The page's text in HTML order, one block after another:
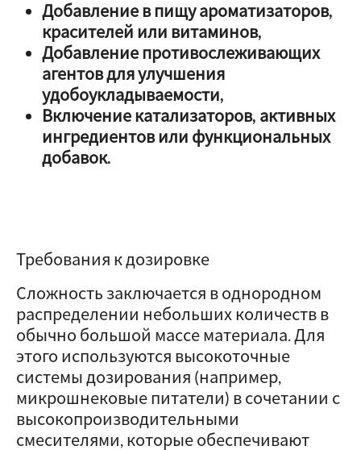
Добавление в пищу ароматизаторов,
красителей или витаминов,
Добавление противослеживающих
агентов для улучшения
удобоукладываемости,
Включение катализаторов, активных
ингредиентов или функциональных
добавок.
Требования к дозировке
Сложность заключается в однородном
распределении небольших количеств в
обычно большой массе материала. Для
этого используются высокоточные
системы дозирования (например,
микрошнековые питатели) в сочетании с
высокопроизводительными
смесителями, которые обеспечивают